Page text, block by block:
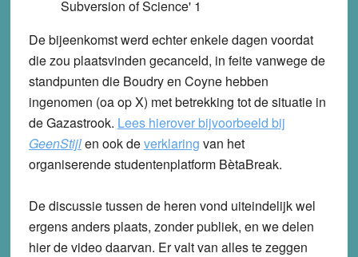
De bijeenkomst werd echter enkele dagen voordat
die zou plaatsvinden gecanceld, in feite vanwege de
standpunten die Boudry en Coyne hebben
ingenomen (oa op X) met betrekking tot de situatie in
de Gazastrook. Lees hierover bijvoorbeeld bij
GeenStijlen ook deverklaring van het
organiserende studentenplatform BètaBreak.
De discussie tussen de heren vond uiteindelijk wel
ergens anders plaats, zonder publiek, en we delen
hier de video daarvan. Er valt van alles te zeggen